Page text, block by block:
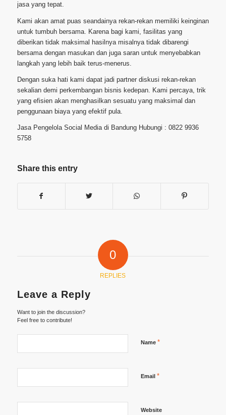
jasa yang tepat.
Kami akan amat puas seandainya rekan-rekan memiliki keinginan
untuk tumbuh bersama. Karena bagi kami, fasilitas yang
diberikan tidak maksimal hasilnya misalnya tidak dibarengi
bersama dengan masukan dan juga saran untuk menyebabkan
langkah yang lebih baik terus-menerus.
Dengan suka hati kami dapat jadi partner diskusi rekan-rekan
sekalian demi perkembangan bisnis kedepan. Kami percaya, trik
yang efisien akan menghasilkan sesuatu yang maksimal dan
penggunaan biaya yang efektif pula.
Jasa Pengelola Social Media di Bandung Hubungi : 0822 9936
5758
Share this entry
0
REPLIES
Leave a Reply
Want to join the discussion?
Feel free to contribute!
Name *
Email *
Website